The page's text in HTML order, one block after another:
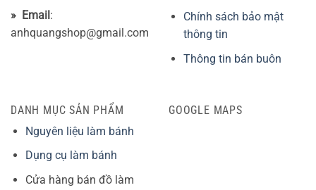
» Email :
anhquangshop@gmail.com
Chính sách bảo mật
thông tin
Thông tin bán buôn
DANH MỤC SẢN PHẨM
Nguyên liệu làm bánh
Dụng cụ làm bánh
Cửa hàng bán đồ làm
GOOGLE MAPS